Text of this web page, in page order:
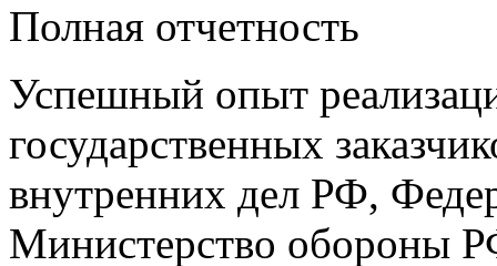
Полная отчетность
Успешный опыт
государственных
внутренних дел РФ,
Министерство обороны